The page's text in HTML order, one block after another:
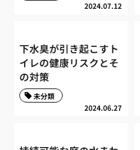
2024.07.12
下水臭が引き起こすト
イレの健康リスクとそ
の対策
2024.06.27
未分類